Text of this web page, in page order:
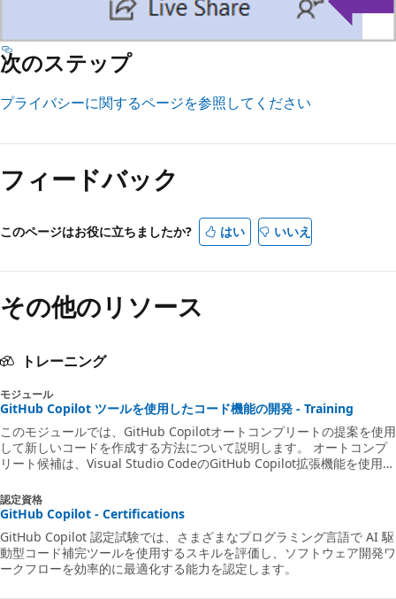
次のステップ
プライバシーに関するページを参照してください
フィードバック
このページはお役に立ちましたか? はい いいえ
その他のリソース
トレーニング
モジュール
GitHub Copilot ツールを使用したコード機能の開発 - Training
このモジュールでは、GitHub Copilotオートコンプリートの提案を使用
して新しいコードを作成する方法について説明します。 オートコンプ
リート候補は、Visual Studio CodeのGitHub Copilot拡張機能を使用し
認定資格
GitHub Copilot - Certifications
GitHub Copilot 認定試験では、さまざまなプログラミング言語で AI 駆
動型コード補完ツールを使用するスキルを評価し、ソフトウェア開発ワ
ークフローを効率的に最適化する能力を認定します。